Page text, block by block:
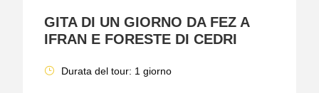
GITA DI UN GIORNO DA FEZ A
IFRAN E FORESTE DI CEDRI
Durata del tour: 1 giorno